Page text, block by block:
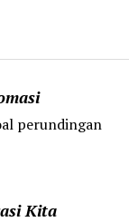
perundingan
Kita